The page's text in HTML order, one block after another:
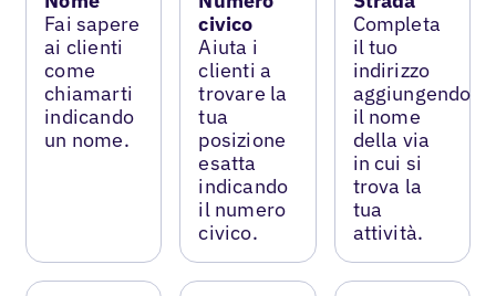
Fai sapere
ai clienti
come
chiamarti
indicando
un nome.
civico
Aiuta i
clienti a
trovare la
tua
posizione
esatta
indicando
il numero
civico.
Completa
il tuo
indirizzo
aggiungendo
il nome
della via
in cui si
trova la
tua
attività.